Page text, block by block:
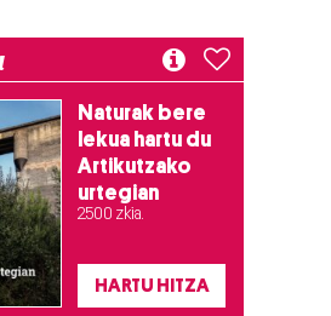
Naturak bere
lekua hartu du
Artikutzako
urtegian
2.500 zkia.
HARTU HITZA